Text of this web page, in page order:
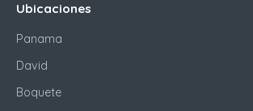
Ubicaciones
Panama
David
Boquete